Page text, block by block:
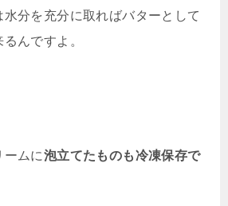
水分を充分に取ればバターとして
んですよ。
ームに泡立てたものも冷凍保存で